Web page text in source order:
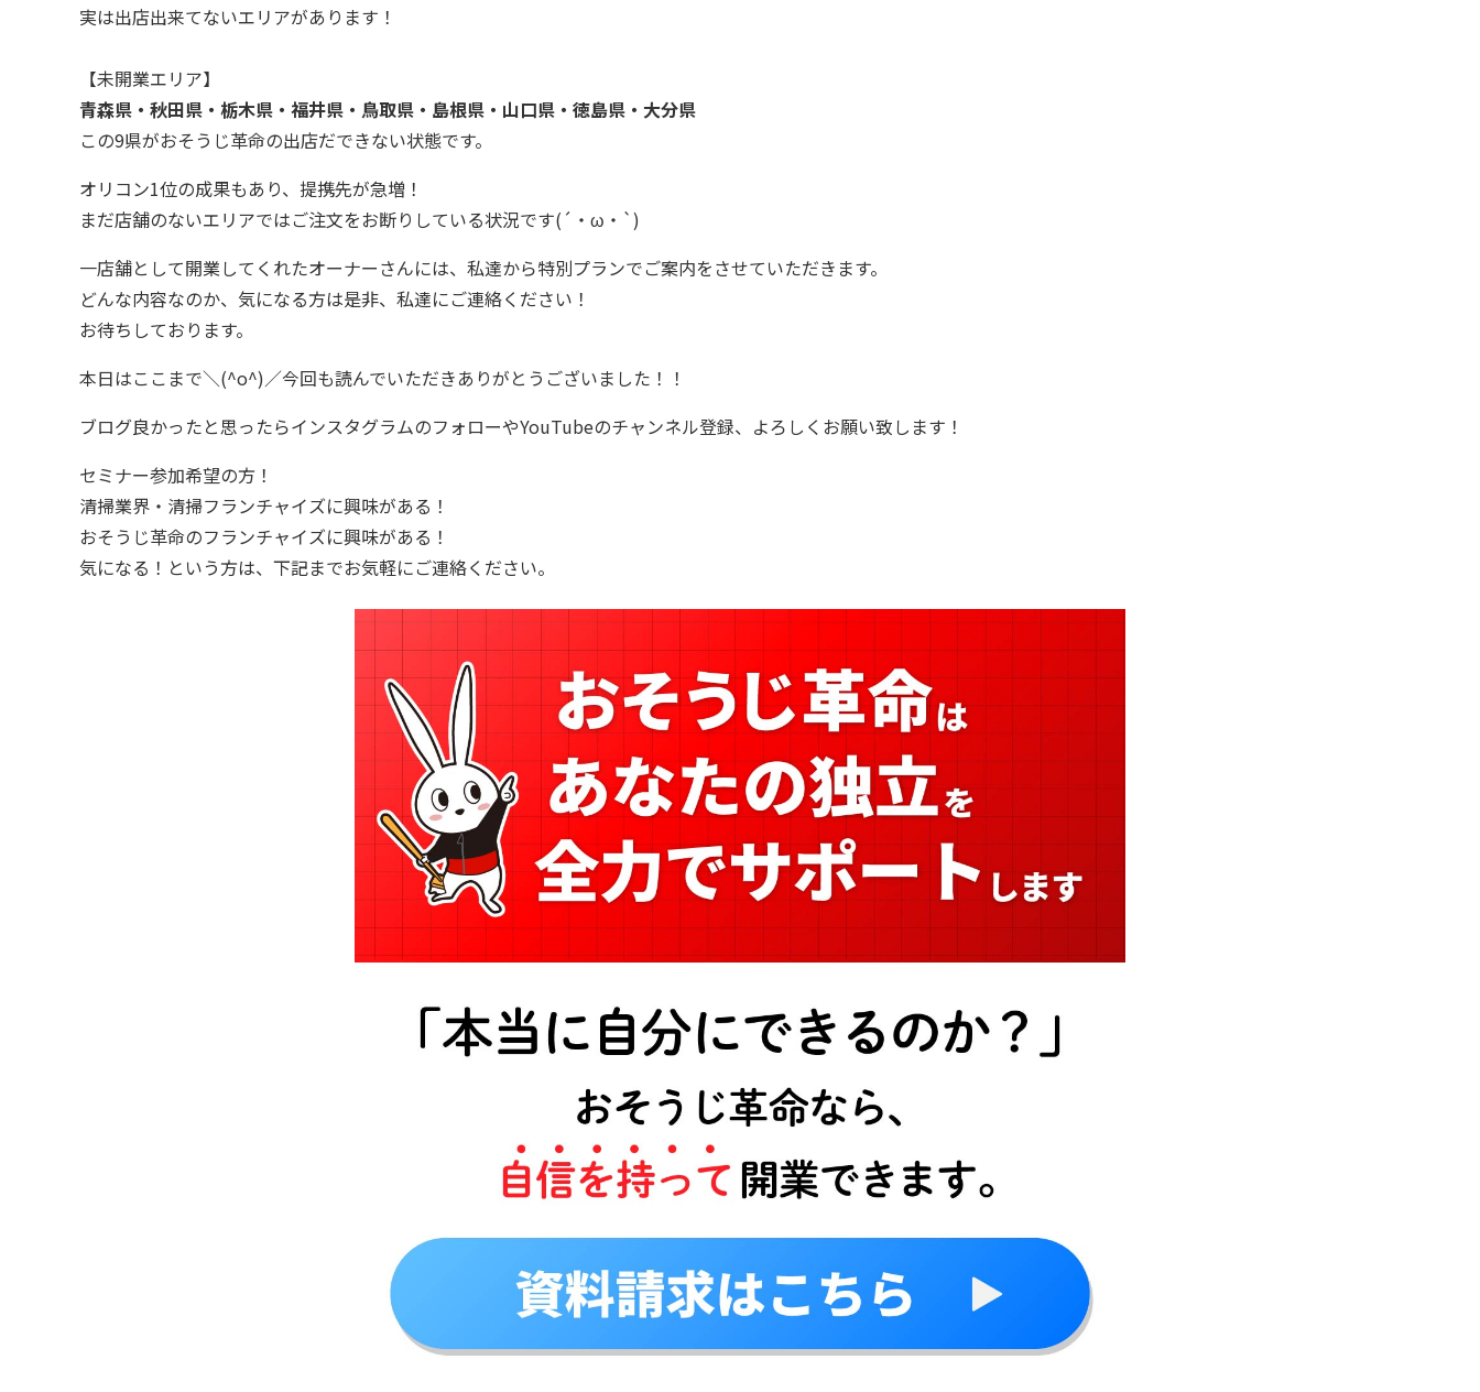
実は出店出来てないエリアがあります！
【未開業エリア】
青森県・秋田県・栃木県・福井県・鳥取県・島根県・山口県・徳島県・大分県
この9県がおそうじ革命の出店だできない状態です。
オリコン1位の成果もあり、提携先が急増！
まだ店舗のないエリアではご注文をお断りしている状況です(´・ω・`)
一店舗として開業してくれたオーナーさんには、私達から特別プランでご案内をさせていただきます。
どんな内容なのか、気になる方は是非、私達にご連絡ください！
お待ちしております。
本日はここまで＼(^o^)／今回も読んでいただきありがとうございました！！
ブログ良かったと思ったらインスタグラムのフォローやYouTubeのチャンネル登録、よろしくお願い致します！
セミナー参加希望の方！
清掃業界・清掃フランチャイズに興味がある！
おそうじ革命のフランチャイズに興味がある！
気になる！という方は、下記までお気軽にご連絡ください。